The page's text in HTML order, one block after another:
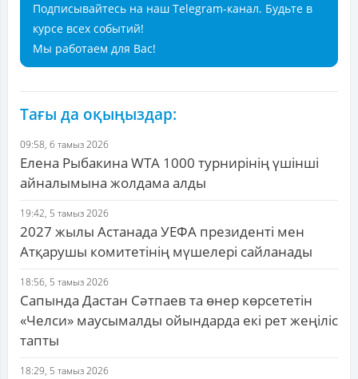
Подписывайтесь на наш Telegram-канал. Будьте в
курсе всех событий!
Мы работаем для Вас!
Тағы да оқыңыздар:
09:58, 6 тамыз 2026
Елена Рыбакина WTA 1000 турнирінің үшінші
айналымына жолдама алды
19:42, 5 тамыз 2026
2027 жылы Астанада УЕФА президенті мен
Атқарушы комитетінің мүшелері сайланады
18:56, 5 тамыз 2026
Сапында Дастан Сәтпаев та өнер көрсететін
«Челси» маусымалды ойындарда екі рет жеңіліс
тапты
18:29, 5 тамыз 2026